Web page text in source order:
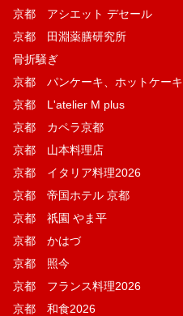
京都 アシエット デセール
京都 田淵薬膳研究所
骨折騒ぎ
京都 パンケーキ、ホットケーキ
京都 L'atelier M plus
京都 カペラ京都
京都 山本料理店
京都 イタリア料理2026
京都 帝国ホテル 京都
京都 祇園 やま平
京都 かはづ
京都 照今
京都 フランス料理2026
京都 和食2026